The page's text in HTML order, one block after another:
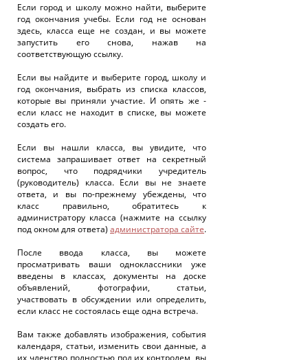
Если город и школу можно найти, выберите
год окончания учебы. Если год не основан
здесь, класса еще не создан, и вы можете
запустить его снова, нажав на
соответствующую ссылку.
Если вы найдите и выберите город, школу и
год окончания, выбрать из списка классов,
которые вы приняли участие. И опять же -
если класс не находит в списке, вы можете
создать его.
Если вы нашли класса, вы увидите, что
система запрашивает ответ на секретный
вопрос, что подрядчики учредитель
(руководитель) класса. Если вы не знаете
ответа, и вы по-прежнему убеждены, что
класс правильно, обратитесь к
администратору класса (нажмите на ссылку
под окном для ответа) администратора сайте.
После ввода класса, вы можете
просматривать ваши одноклассники уже
введены в классах, документы на доске
объявлений, фотографии, статьи,
участвовать в обсуждении или определить,
если класс не состоялась еще одна встреча.
Вам также добавлять изображения, события
календаря, статьи, изменить свои данные, а
их членство полностью под их контролем, вы